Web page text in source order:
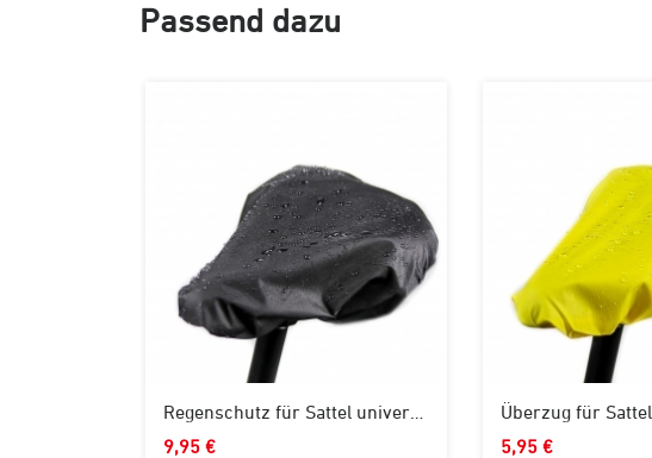
Passend dazu
9,95 €
Überzug für Sattel
5,95 €